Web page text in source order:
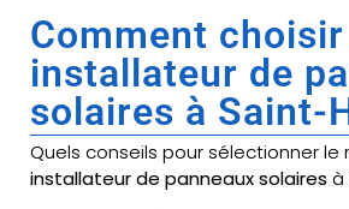
Comment
installateur de
solaires à Saint-
Quels conseils pour sélectionner le
installateur de panneaux solaires à